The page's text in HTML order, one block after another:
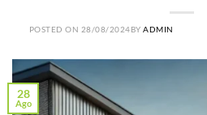
POSTED ON 28/08/2024BYADMIN
28
Ago